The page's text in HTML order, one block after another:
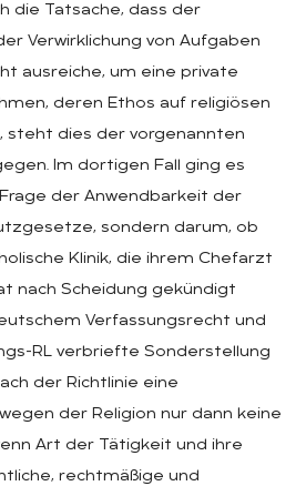
die Tatsache, dass der
Verwirklichung von Aufgaben
ausreiche, um eine private
deren Ethos auf religiösen
steht dies der vorgenannten
Im dortigen Fall ging es
der Anwendbarkeit der
sondern darum, ob
Klinik, die ihrem Chefarzt
nach Scheidung gekündigt
Verfassungsrecht und
RL verbriefte Sonderstellung
der Richtlinie eine
der Religion nur dann keine
Art der Tätigkeit und ihre
rechtmäßige und